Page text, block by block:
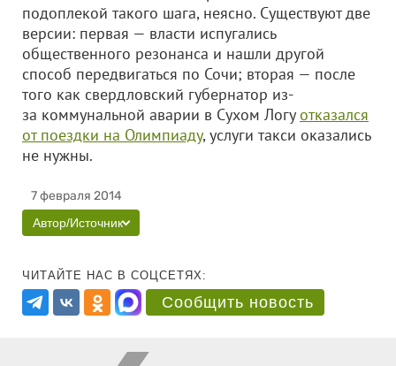
подоплекой такого шага, неясно. Существуют две
версии: первая — власти испугались
общественного резонанса и нашли другой
способ передвигаться по Сочи; вторая — после
того как свердловский губернатор из-
за коммунальной аварии в Сухом Логуотказался
от поездки на Олимпиаду, услуги такси оказались
не нужны.
7 февраля 2014
Автор/Источник
ЧИТАЙТЕ НАС В СОЦСЕТЯХ:
Сообщить новость